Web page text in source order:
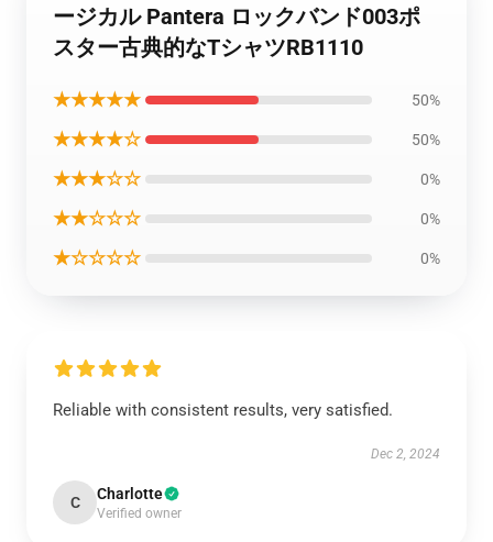
ージカル Pantera ロックバンド003ポ
スター古典的なTシャツRB1110
★★★★★ 50%
★★★★☆ 50%
★★★☆☆ 0%
★★☆☆☆ 0%
★☆☆☆☆ 0%
Reliable with consistent results, very satisfied.
Dec 2, 2024
C Charlotte
Verified owner